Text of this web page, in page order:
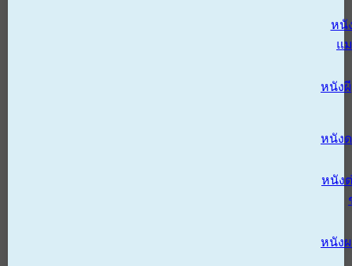
หนั
แ
หนังผี
หนัง
หนัง
หนัง